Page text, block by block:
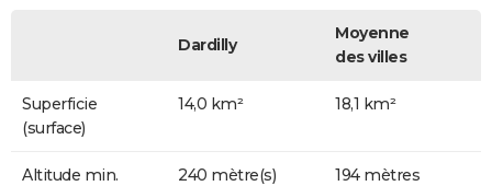
Dardilly
Moyenne
des villes
Superficie
(surface)
14,0 km² 18,1 km²
Altitude min. 240 mètre(s) 194 mètres